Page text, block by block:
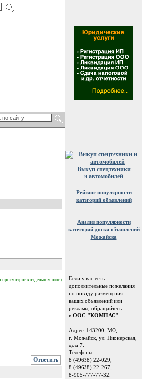
просмотров в отдельном окне)
Ответить
Выкуп спецтехники
и автомобилей
Рейтинг популярности
категорий объявлений
Анализ популярности
категорий доски объявлений
Можайска
Если у вас есть
дополнительные пожелания
по поводу размещения
ваших объявлений или
рекламы, обращайтесь
в ООО "КОМПАС"
Адрес: 143200, МО,
г. Можайск, ул. Пионерская,
дом 7.
Телефоны:
8 (49638) 22-029,
8 (49638) 22-267,
8-905-777-77-32.